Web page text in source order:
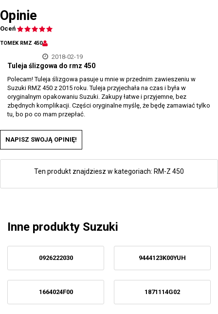
Opinie
Oceń
TOMEK RMZ 450
2018-02-19
Tuleja ślizgowa do rmz 450
Polecam! Tuleja ślizgowa pasuje u mnie w przednim zawieszeniu w
Suzuki RMZ 450 z 2015 roku. Tuleja przyjechała na czas i była w
oryginalnym opakowaniu Suzuki. Zakupy łatwe i przyjemne, bez
zbędnych komplikacji. Części oryginalne myślę, że będę zamawiać tylko
tu, bo po co mam przepłać.
NAPISZ SWOJĄ OPINIĘ!
Ten produkt znajdziesz w kategoriach: RM-Z 450
Inne produkty Suzuki
0926222030 9444123K00YUH
1664024F00 1871114G02